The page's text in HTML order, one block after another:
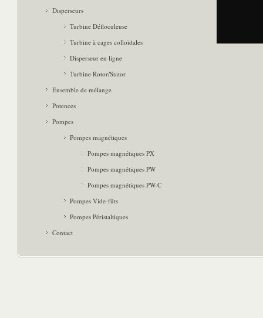
Disperseurs
Turbine Défloculeuse
Turbine à cages colloïdales
Disperseur en ligne
Turbine Rotor/Stator
Ensemble de mélange
Potences
Pompes
Pompes magnétiques
Pompes magnétiques PX
Pompes magnétiques PW
Pompes magnétiques PW-C
Pompes Vide-fûts
Pompes Péristaltiques
Contact